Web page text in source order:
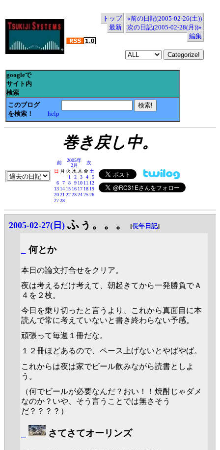
トップ
«前の日記(2005-02-26(土))
最新
次の日記(2005-02-28(月))»
編集
googleで
サイト内
検索
このブログ
を検索！
help
巻き戻し中。
前
2005年
2月
次
日 月 火 水木金土
1
2 3 4
5
6
7 8 9 10 11 12
13 14 15 16 17 18 19
20212223242526
2728
2005-02-27(日) ふぅ。。。 [長年日記]
何とか
本日の論文打合せをクリア。
夜は考えるだけ考えて、朝起きてから一発勝負でＡ
４を２枚。
今日を乗り切ったと言うより、これから真面目に本
読んで常に考えていないと書き終わらない予感。
頑張って毎週１冊だな。
１２冊ほどあるので、ペース上げないとやばやば。
これからは夜は家でビール飲みながら読書としよ
う。
（何でビールが必要なんだ？おい！！焼酎じゃダメ
なのか？いや、そう言うことでは無さそう
だ？？？？）
さてさてオーリンズ